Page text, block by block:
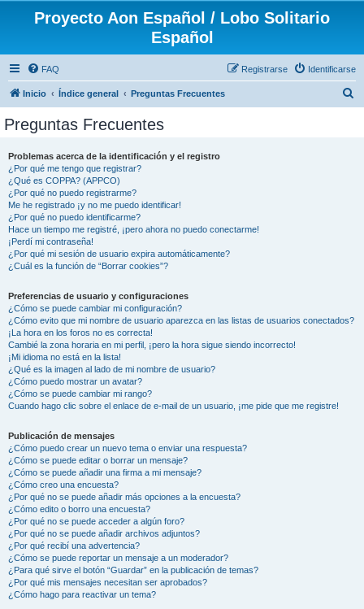
Proyecto Aon Español / Lobo Solitario
Español
FAQ Identificarse
Registrarse
Inicio Índice general Preguntas Frecuentes
Preguntas Frecuentes
Problemas acerca de la identificación y el registro
¿Por qué me tengo que registrar?
¿Qué es COPPA? (APPCO)
¿Por qué no puedo registrarme?
Me he registrado ¡y no me puedo identificar!
¿Por qué no puedo identificarme?
Hace un tiempo me registré, ¡pero ahora no puedo conectarme!
¡Perdí mi contraseña!
¿Por qué mi sesión de usuario expira automáticamente?
¿Cuál es la función de “Borrar cookies”?
Preferencias de usuario y configuraciones
¿Cómo se puede cambiar mi configuración?
¿Cómo evito que mi nombre de usuario aparezca en las listas de usuarios conectados?
¡La hora en los foros no es correcta!
Cambié la zona horaria en mi perfil, ¡pero la hora sigue siendo incorrecto!
¡Mi idioma no está en la lista!
¿Qué es la imagen al lado de mi nombre de usuario?
¿Cómo puedo mostrar un avatar?
¿Cómo se puede cambiar mi rango?
Cuando hago clic sobre el enlace de e-mail de un usuario, ¡me pide que me registre!
Publicación de mensajes
¿Cómo puedo crear un nuevo tema o enviar una respuesta?
¿Cómo se puede editar o borrar un mensaje?
¿Cómo se puede añadir una firma a mi mensaje?
¿Cómo creo una encuesta?
¿Por qué no se puede añadir más opciones a la encuesta?
¿Cómo edito o borro una encuesta?
¿Por qué no se puede acceder a algún foro?
¿Por qué no se puede añadir archivos adjuntos?
¿Por qué recibí una advertencia?
¿Cómo se puede reportar un mensaje a un moderador?
¿Para qué sirve el botón “Guardar” en la publicación de temas?
¿Por qué mis mensajes necesitan ser aprobados?
¿Cómo hago para reactivar un tema?